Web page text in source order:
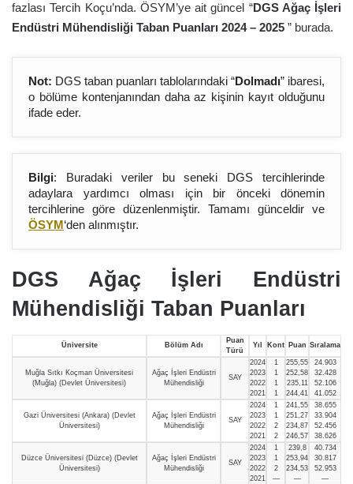
fazlası Tercih Koçu’nda. ÖSYM’ye ait güncel “DGS Ağaç İşleri
Endüstri Mühendisliği Taban Puanları 2024 – 2025 ” burada.
Not: DGS taban puanları tablolarındaki “Dolmadı” ibaresi,
o bölüme kontenjanından daha az kişinin kayıt olduğunu
ifade eder.
Bilgi: Buradaki veriler bu seneki DGS tercihlerinde
adaylara yardımcı olması için bir önceki dönemin
tercihlerine göre düzenlenmiştir. Tamamı günceldir ve
ÖSYM‘den alınmıştır.
DGS Ağaç İşleri Endüstri
Mühendisliği Taban Puanları
Üniversite Bölüm Adı
Puan
Türü
Yıl Kont Puan Sıralama
Muğla Sıtkı Koçman Üniversitesi
(Muğla) (Devlet Üniversitesi)
Ağaç İşleri Endüstri
Mühendisliği
SAY
2024
2023
2022
2021
1
1
1
1
255,55
252,58
235,11
244,41
24.903
32.428
52.106
41.052
Gazi Üniversitesi (Ankara) (Devlet
Üniversitesi)
Ağaç İşleri Endüstri
Mühendisliği
SAY
2024
2023
2022
2021
1
1
2
2
241,55
251,27
234,87
246,57
38.655
33.904
52.456
38.626
Düzce Üniversitesi (Düzce) (Devlet
Üniversitesi)
Ağaç İşleri Endüstri
Mühendisliği
SAY
2024
2023
2022
2021
1
1
2
—
239,8
253,94
234,53
—
40.734
30.817
52.953
—